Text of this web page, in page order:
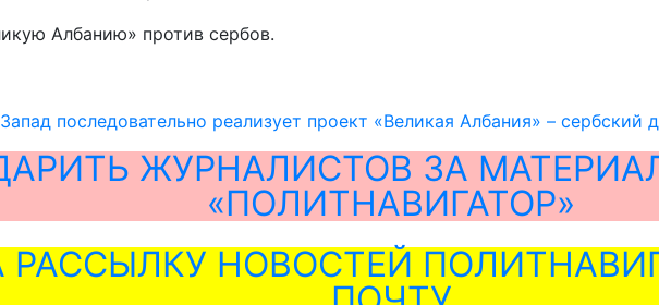
Албанию» против сербов.
Запад последовательно реализует проект «Великая Албания» – сербский
ЖУРНАЛИСТОВ ЗА
«ПОЛИТНАВИГАТОР»
НОВОСТЕЙ